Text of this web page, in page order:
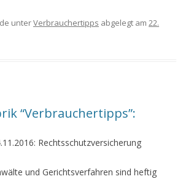
unterVerbrauchertipps abgelegt am 22.
“Verbrauchertipps”:
Rechtsschutzversicherung
und Gerichtsverfahren sind heftig